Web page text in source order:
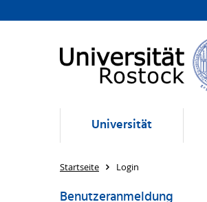
Universität
Startseite Login
Benutzeranmeldung